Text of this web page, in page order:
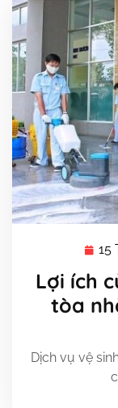
15
Lợi ích
tòa
Dịch vụ vệ